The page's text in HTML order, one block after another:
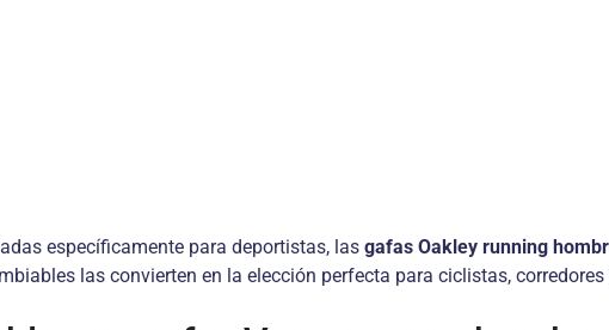
específicamente para deportistas, las gafas Oakley running
las convierten en la elección perfecta para ciclistas,